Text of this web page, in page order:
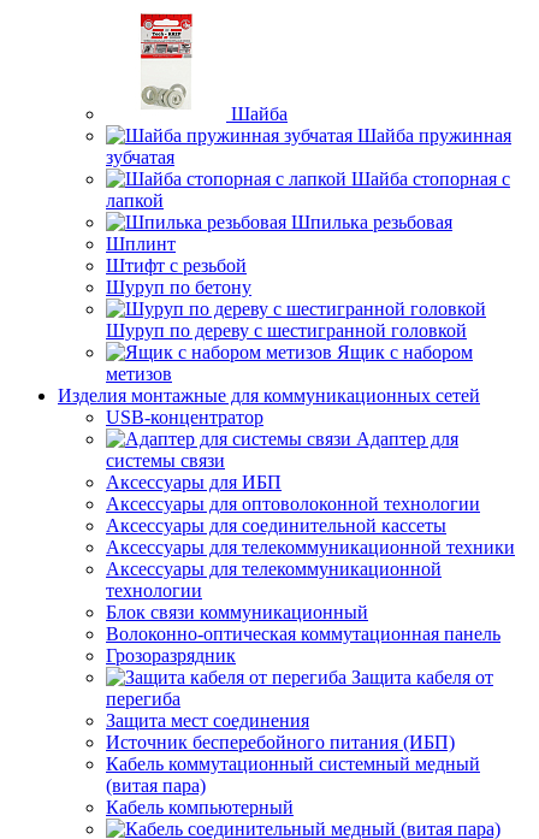
Шайба
Шайба пружинная
зубчатая
Шайба стопорная с
лапкой
Шпилька резьбовая
Шплинт
Штифт с резьбой
Шуруп по бетону
Шуруп по дереву с шестигранной головкой
Ящик с набором
метизов
Изделия монтажные для коммуникационных сетей
USB-концентратор
Адаптер для
системы связи
Аксессуары для ИБП
Аксессуары для оптоволоконной технологии
Аксессуары для соединительной кассеты
Аксессуары для телекоммуникационной техники
Аксессуары для телекоммуникационной
технологии
Блок связи коммуникационный
Волоконно-оптическая коммутационная панель
Грозоразрядник
Защита кабеля от
перегиба
Защита мест соединения
Источник бесперебойного питания (ИБП)
Кабель коммутационный системный медный
(витая пара)
Кабель компьютерный